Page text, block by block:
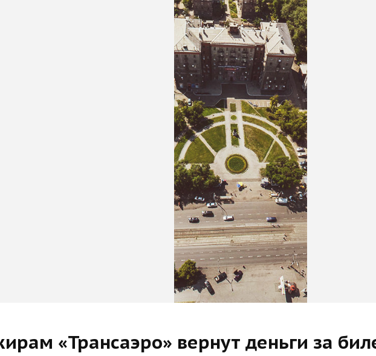
«Трансаэро» вернут деньги за